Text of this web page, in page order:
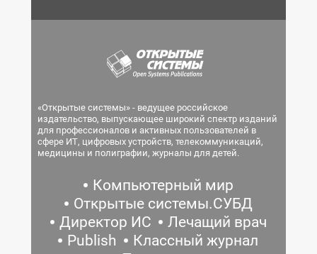
«Открытые системы» - ведущее российское
издательство, выпускающее широкий спектр изданий
для профессионалов и активных пользователей в
сфере ИТ, цифровых устройств, телекоммуникаций,
медицины и полиграфии, журналы для детей.
Компьютерный мир
Открытые системы.СУБД
Директор ИС
Лечащий врач
Publish
Классный журнал